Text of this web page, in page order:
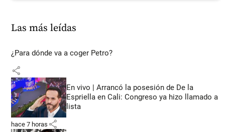
Las más leídas
¿Para dónde va a coger Petro?
share
En vivo | Arrancó la posesión de De la
Espriella en Cali: Congreso ya hizo llamado a
lista
hace 7 horas share